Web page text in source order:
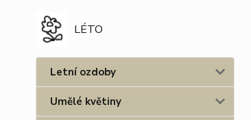
LÉTO
Letní ozdoby
Umělé květiny